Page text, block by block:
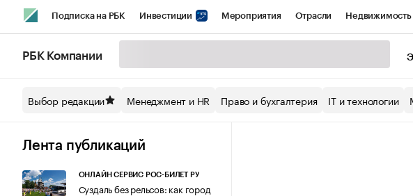
Подписка на РБК Инвестиции Мероприятия Отрасли Недвижимость
Спецпроекты СПб Конференции СПб Спецпроекты
Технологии и медиа
РБК Компании
Выбор редакции Менеджмент и HR Право и бухгалтерия IT и технологии
Лента публикаций
ОНЛАЙН СЕРВИС РОС-БИЛЕТ РУ
Суздаль без рельсов: как город